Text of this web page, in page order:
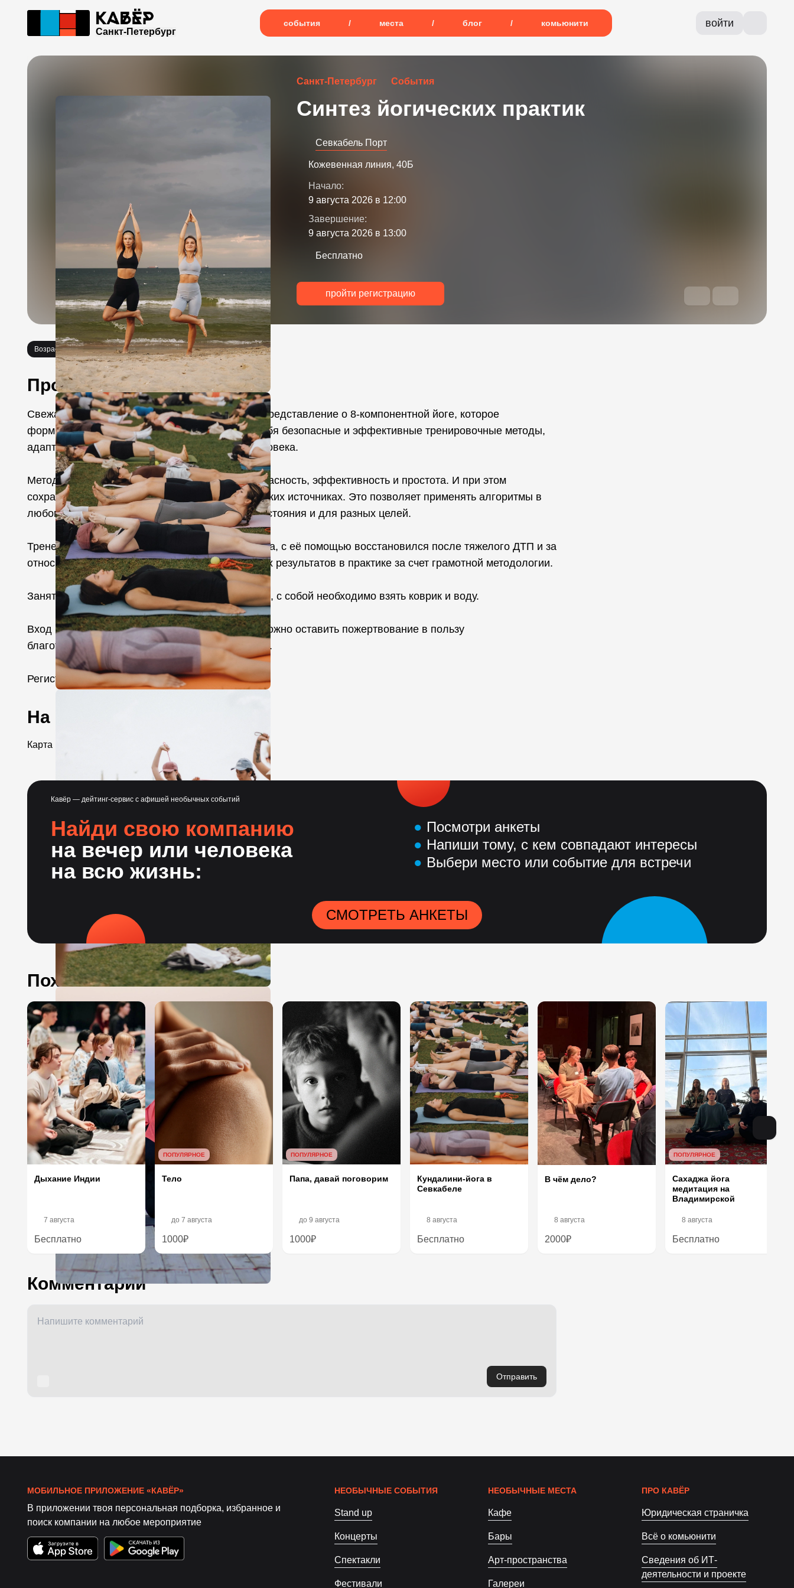
Санкт-Петербург
события / места / блог / комьюнити войти
Санкт-Петербург События
Синтез йогических практик
пройти регистрацию
Севкабель Порт
Кожевенная линия, 40Б
Начало:
9 августа 2026 в 12:00
Завершение:
9 августа 2026 в 13:00
Бесплатно
Возраст 12+
Про событие
Свежая методология синтезированной йоги — представление о 8-компонентной йоге, которое
формировалось в течение 15 лет и вбирает в себя безопасные и эффективные тренировочные методы,
адаптированные под современные запросы человека.
Методология опирается на три постулата: безопасность, эффективность и простота. И при этом
сохраняет аутентичность, переданную в йогических источниках. Это позволяет применять алгоритмы в
любом месте, возрасте, из любого исходного состояния и для разных целей.
Тренер: Святослав Соколов — в йоге с 2020 года, с её помощью восстановился после тяжелого ДТП и за
относительно короткий срок достиг значительных результатов в практике за счет грамотной методологии.
Занятие проходит в удобной спортивной одежде, с собой необходимо взять коврик и воду.
Вход на тренировку бесплатный, при желании можно оставить пожертвование в пользу
благотворительной организации «Тебе поверят».
Регистрация обязательна.
На карте
Карта места...
Кавёр — дейтинг-сервис с афишей необычных событий
Найди свою компанию
на вечер или человека
на всю жизнь:
● Посмотри анкеты
● Напиши тому, с кем совпадают интересы
● Выбери место или событие для встречи
СМОТРЕТЬ АНКЕТЫ
Похожие события
Дыхание Индии
7 августа
Бесплатно
ПОПУЛЯРНОЕ
Тело
до 7 августа
1000₽
ПОПУЛЯРНОЕ
Папа, давай поговорим
до 9 августа
1000₽
Кундалини-йога в
Севкабеле
8 августа
Бесплатно
В чём дело?
8 августа
2000₽
ПОПУЛЯРНОЕ
Сахаджа йога
медитация на
Владимирской
8 августа
Бесплатно
Комментарии
Отправить
МОБИЛЬНОЕ ПРИЛОЖЕНИЕ «КАВЁР»
В приложении твоя персональная подборка, избранное и
поиск компании на любое мероприятие
НЕОБЫЧНЫЕ СОБЫТИЯ
Stand up
Концерты
Спектакли
Фестивали
НЕОБЫЧНЫЕ МЕСТА
Кафе
Бары
Арт-пространства
Галереи
ПРО КАВЁР
Юридическая страничка
Всё о комьюнити
Сведения об ИТ-
деятельности и проекте